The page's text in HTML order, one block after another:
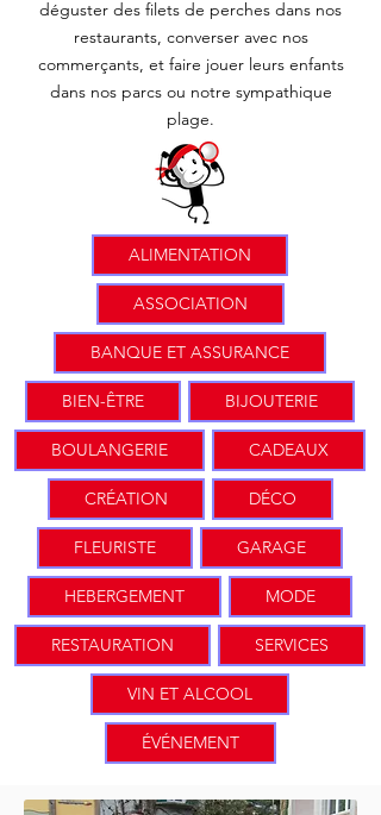
déguster des filets de perches dans nos
restaurants, converser avec nos
commerçants, et faire jouer leurs enfants
dans nos parcs ou notre sympathique
plage.
ALIMENTATION
ASSOCIATION
BANQUE ET ASSURANCE
BIEN-ÊTRE BIJOUTERIE
BOULANGERIE CADEAUX
CRÉATION DÉCO
FLEURISTE GARAGE
HEBERGEMENT MODE
RESTAURATION SERVICES
VIN ET ALCOOL
ÉVÉNEMENT